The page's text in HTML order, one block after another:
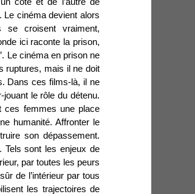
côté et de l’autre de
Le cinéma devient alors
croisent vraiment,
ici raconte la prison,
Le cinéma en prison ne
ruptures, mais il ne doit
Dans ces films-là, il ne
le rôle du détenu.
ces femmes une place
humanité. Affronter le
son dépassement.
Tels sont les enjeux de
par toutes les peurs
de l’intérieur par tous
les trajectoires de